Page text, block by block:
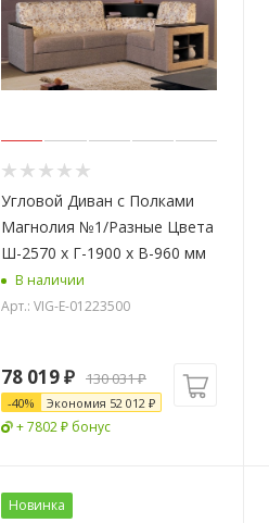
Угловой Диван с Полками
Магнолия №1/Разные Цвета
Ш-2570 х Г-1900 х В-960 мм
В наличии
Арт.: VIG-E-01223500
78 019₽ 130 031₽
-40% Экономия 52 012 ₽
+ 7802 ₽ бонус
Новинка